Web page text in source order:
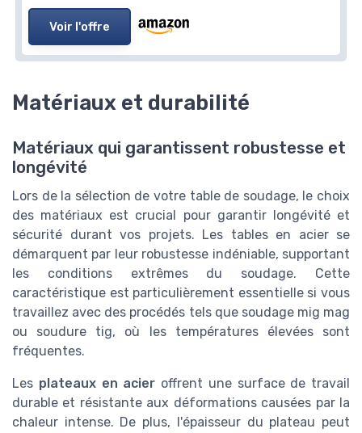
Voir l'offre
Matériaux et durabilité
Matériaux qui garantissent robustesse et
longévité
Lors de la sélection de votre table de soudage, le choix
des matériaux est crucial pour garantir longévité et
sécurité durant vos projets. Les tables en acier se
démarquent par leur robustesse indéniable, supportant
les conditions extrêmes du soudage. Cette
caractéristique est particulièrement essentielle si vous
travaillez avec des procédés tels que soudage mig mag
ou soudure tig, où les températures élevées sont
fréquentes.
Les plateaux en acier offrent une surface de travail
durable et résistante aux déformations causées par la
chaleur intense. De plus, l'épaisseur du plateau peut